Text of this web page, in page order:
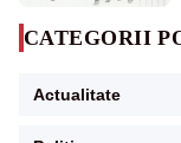
CATEGORII
Actualitate